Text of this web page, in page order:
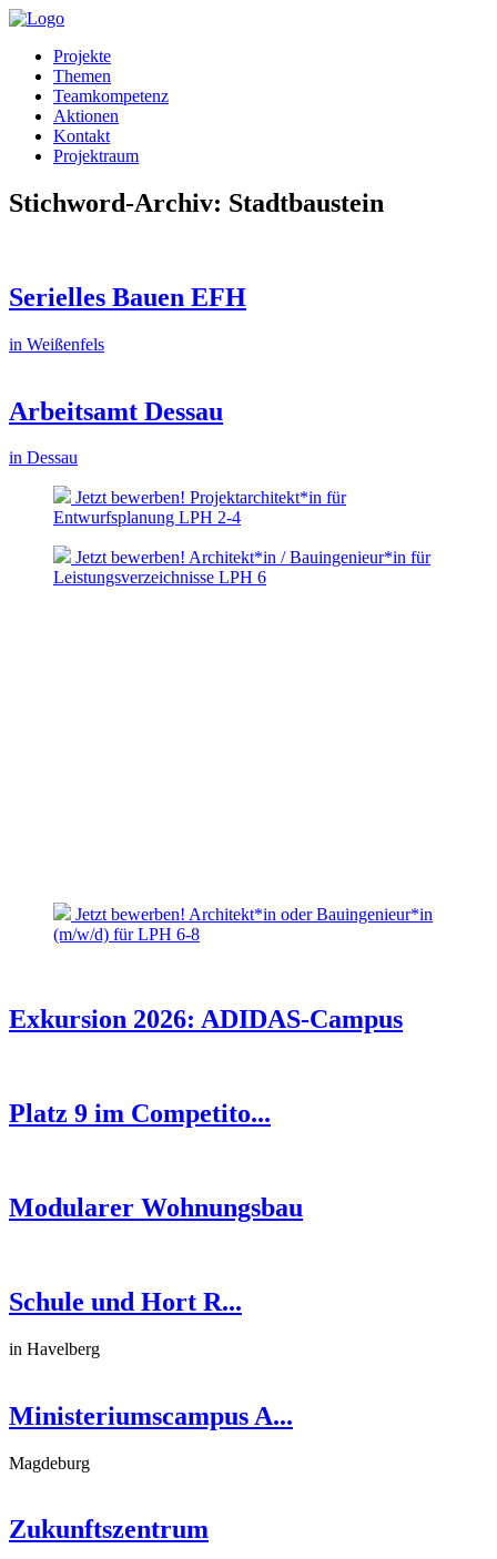
Projekte
Themen
Teamkompetenz
Aktionen
Kontakt
Projektraum
Stichword-Archiv: Stadtbaustein
Serielles Bauen EFH
in Weißenfels
Arbeitsamt Dessau
in Dessau
Jetzt bewerben! Projektarchitekt*in für
Entwurfsplanung LPH 2-4
Jetzt bewerben! Architekt*in / Bauingenieur*in für
Leistungsverzeichnisse LPH 6
Jetzt bewerben! Architekt*in oder Bauingenieur*in
(m/w/d) für LPH 6-8
Exkursion 2026: ADIDAS-Campus
Platz 9 im Competito...
Modularer Wohnungsbau
Schule und Hort R...
in Havelberg
Ministeriumscampus A...
Magdeburg
Zukunftszentrum